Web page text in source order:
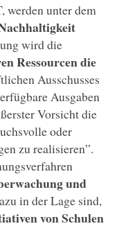
unter dem
wird die
Ressourcen die
Ausschusses
Ausgaben
Vorsicht die
oder
zu realisieren”.
und
in der Lage sind,
von Schulen